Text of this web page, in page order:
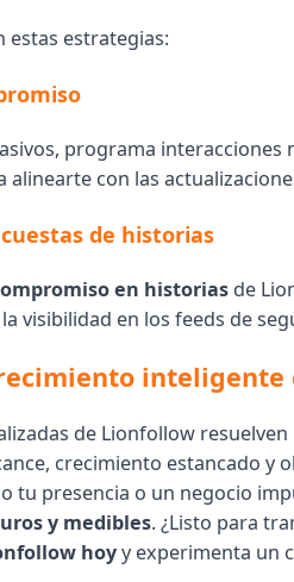
estas estrategias:
programa interacciones
alinearte con las
de historias
en historiasde
visibilidad en los feeds de
inteligente
de Lionfollow
crecimiento estancado y
tu presencia o un negocio
y medibles. ¿Listo para
hoyy experimenta un